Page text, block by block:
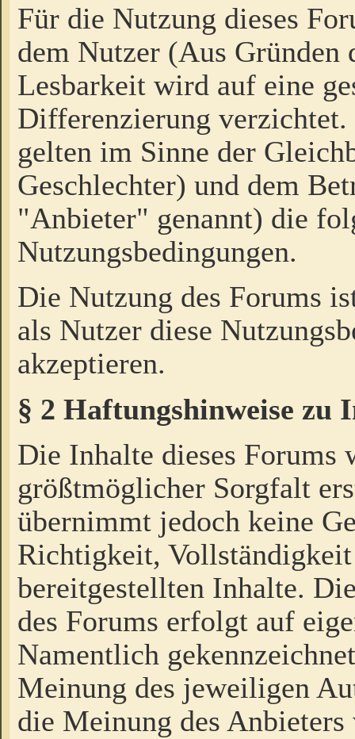
Für die Nutzung dieses
dem Nutzer (Aus Gründen
Lesbarkeit wird auf eine
Differenzierung
gelten im Sinne der
Geschlechter) und dem
"Anbieter" genannt) die
Nutzungsbedingungen.
Die Nutzung des Forums
als Nutzer diese
akzeptieren.
§ 2 Haftungshinweise zu
Die Inhalte dieses Forums
größtmöglicher Sorgfalt
übernimmt jedoch keine
Richtigkeit,
bereitgestellten Inhalte.
des Forums erfolgt auf
Namentlich
Meinung des jeweiligen
die Meinung des Anbieters